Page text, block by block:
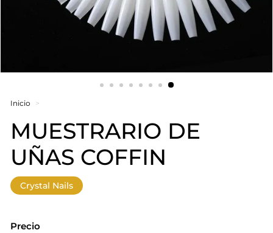
Inicio >
MUESTRARIO DE
UÑAS COFFIN
Crystal Nails
Precio